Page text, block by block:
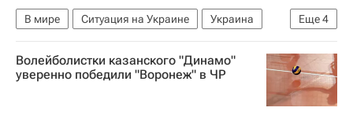
Еще4
В мире Ситуация на Украине
Украина
Весь мир
Европа
Петр Порошенко
Верховная Рада Украины
Волейболистки казанского "Динамо"
уверенно победили "Воронеж" в ЧР